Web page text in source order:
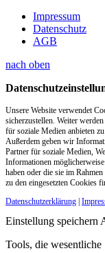
Impressum
Datenschutz
AGB
nach oben
Unsere Website verwendet
sicherzustellen. Weiter
für soziale Medien anbieten
Außerdem geben wir
Partner für soziale Medien,
Informationen
haben oder die sie im
zu den eingesetzten Cookies
Datenschutzerklärung
Einstellung speichern
Tools, die